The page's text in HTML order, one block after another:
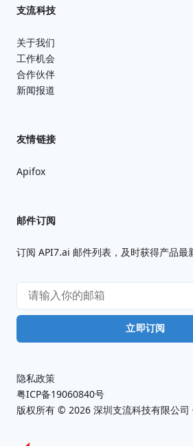
支流科技
关于我们
工作机会
合作伙伴
新闻报道
友情链接
Apifox
邮件订阅
订阅 API7.ai 邮件列表，及时获得产品最
立即订阅
隐私政策
粤ICP备19060840号
版权所有 © 2026 深圳支流科技有限公司